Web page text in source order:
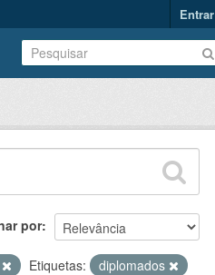
Entrar
por
Etiquetas: diplomados